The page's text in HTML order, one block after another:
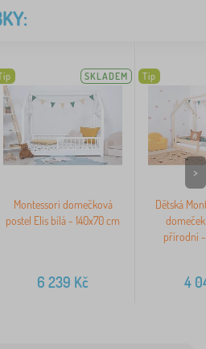
SKLADEM
Montessori domečková
postel Elis bílá - 140x70 cm
6 239 Kč
Tip
Dětská
přírodní -
4
>